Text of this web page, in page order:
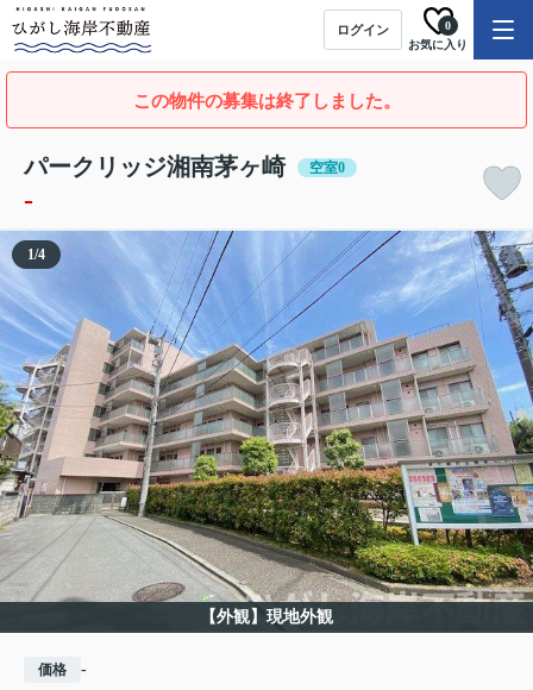
ログイン
お気に入り
0
この物件の募集は終了しました。
パークリッジ湘南茅ヶ崎 空室0
-
【外観】現地外観
1/4
価格 -